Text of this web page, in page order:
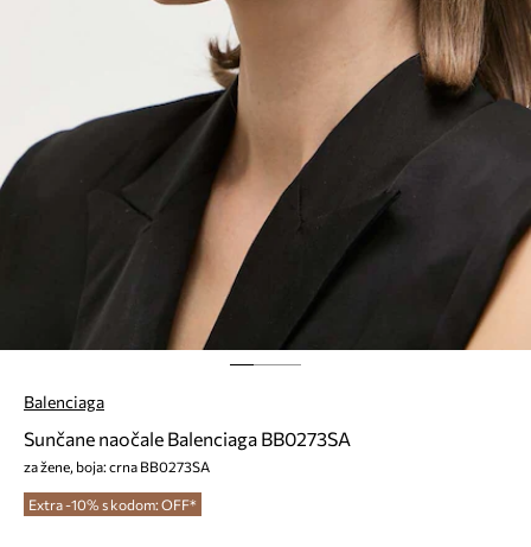
Balenciaga
Sunčane naočale Balenciaga BB0273SA
za žene, boja: crna BB0273SA
Extra -10% s kodom: OFF*